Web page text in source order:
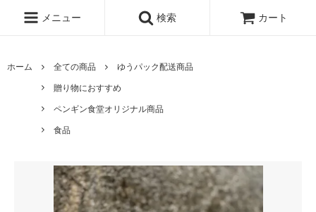
メニュー 検索 カート
ホーム 全ての商品
ゆうパック配送商品
贈り物におすすめ
ペンギン食堂オリジナル商品
食品